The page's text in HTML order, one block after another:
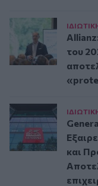
του
και